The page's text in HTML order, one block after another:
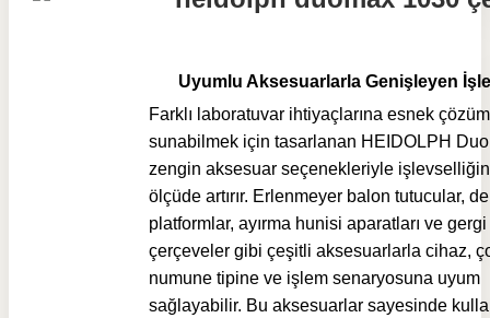
Uyumlu Aksesuarlarla Genişleyen
Farklı laboratuvar ihtiyaçlarına esnek
sunabilmek için tasarlanan HEIDOLPH
zengin aksesuar seçenekleriyle
ölçüde artırır. Erlenmeyer balon tutucular,
platformlar, ayırma hunisi aparatları ve
çerçeveler gibi çeşitli aksesuarlarla cihaz,
numune tipine ve işlem senaryosuna uyum
sağlayabilir. Bu aksesuarlar sayesinde